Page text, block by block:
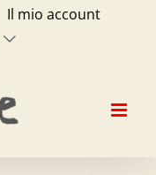
Il mio account